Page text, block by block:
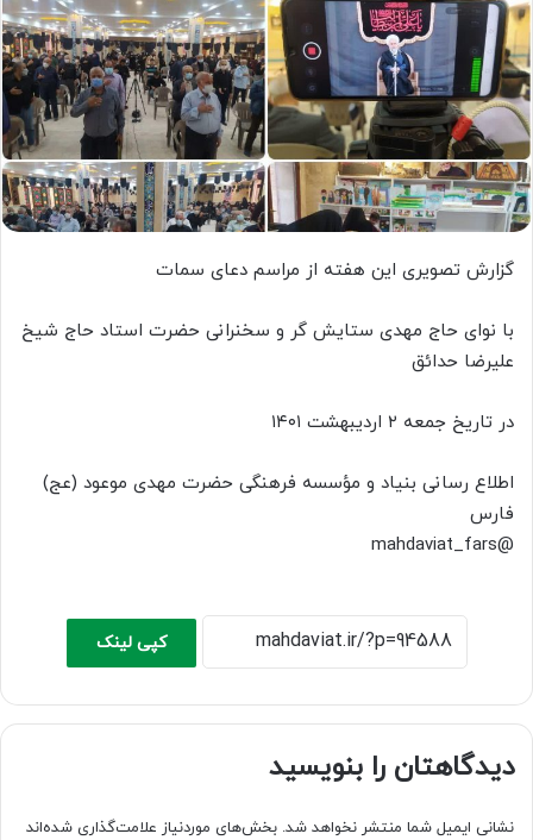
گزارش تصویری این هفته از مراسم دعای سمات
با نوای حاج مهدی ستایش گر و سخنرانی حضرت استاد حاج شیخ
علیرضا حدائق
در تاریخ جمعه ۲ اردیبهشت ۱۴۰۱
اطلاع رسانی بنیاد و مؤسسه فرهنگی حضرت مهدی موعود (عج)
فارس
@mahdaviat_fars
کپی لینک
دیدگاهتان را بنویسید
نشانی ایمیل شما منتشر نخواهد شد. بخش‌های موردنیاز علامت‌گذاری شده‌اند